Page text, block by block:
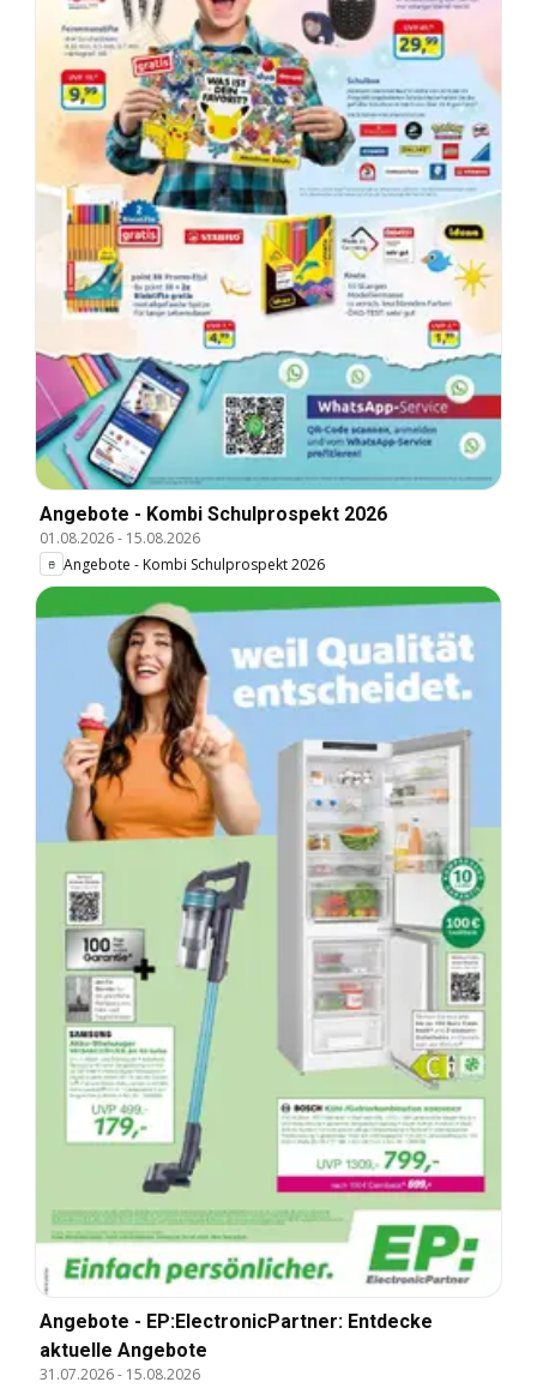
Angebote - Kombi Schulprospekt 2026
01.08.2026- 15.08.2026
Angebote - Kombi Schulprospekt 2026
Angebote - EP:ElectronicPartner: Entdecke
aktuelle Angebote
31.07.2026- 15.08.2026